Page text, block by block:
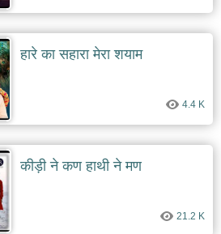
हारे का सहारा मेरा शयाम
4.4 K
कीड़ी ने कण हाथी ने मण
21.2 K